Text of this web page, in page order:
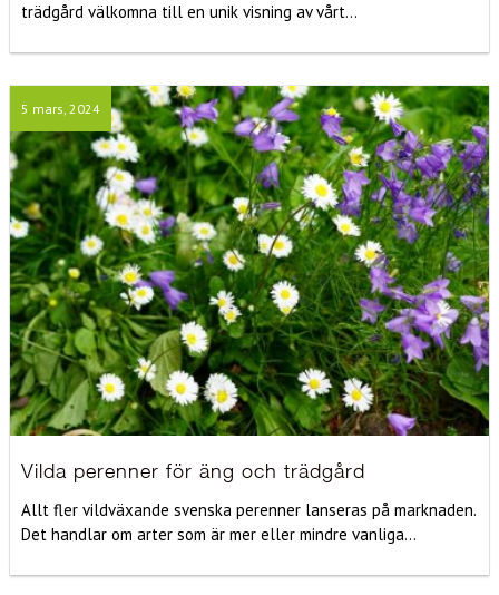
trädgård välkomna till en unik visning av vårt...
5 mars, 2024
Vilda perenner för äng och trädgård
Allt fler vildväxande svenska perenner lanseras på marknaden.
Det handlar om arter som är mer eller mindre vanliga...